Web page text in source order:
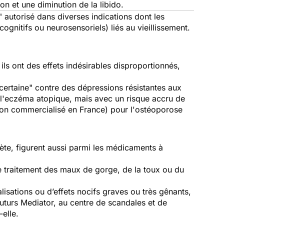
et une diminution de la libido.
autorisé dans diverses indications dont les
ou neurosensoriels) liés au vieillissement.
ont des effets indésirables disproportionnés,
" contre des dépressions résistantes aux
atopique, mais avec un risque accru de
commercialisé en France) pour l'ostéoporose
figurent aussi parmi les médicaments à
des maux de gorge, de la toux ou du
ou d’effets nocifs graves ou très gênants,
Mediator, au centre de scandales et de
elle.